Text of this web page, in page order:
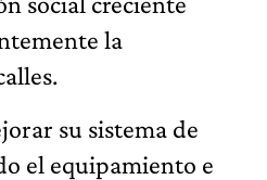
la
su sistema de
el equipamiento e